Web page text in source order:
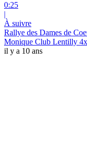
0:25
|
À suivre
Rallye des Dames de
Monique Club Lentilly
il y a 10 ans